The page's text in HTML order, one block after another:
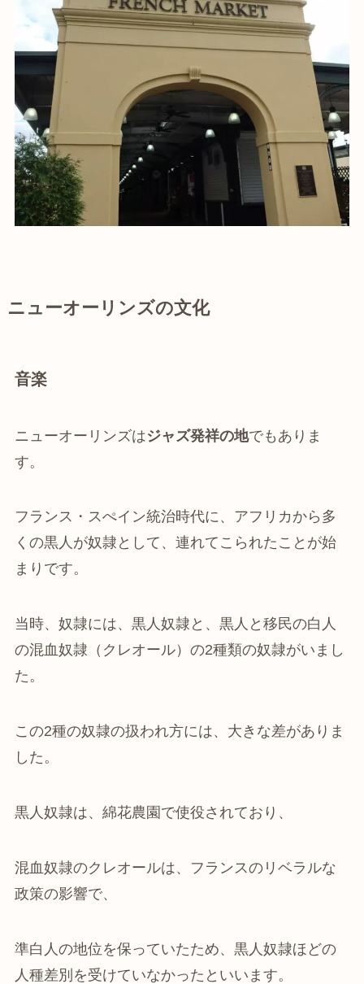
ニューオーリンズの文化
音楽
ニューオーリンズはジャズ発祥の地でもありま
す。
フランス・スぺイン統治時代に、アフリカから多
くの黒人が奴隷として、連れてこられたことが始
まりです。
当時、奴隷には、黒人奴隷と、黒人と移民の白人
の混血奴隷（クレオール）の2種類の奴隷がいまし
た。
この2種の奴隷の扱われ方には、大きな差がありま
した。
黒人奴隷は、綿花農園で使役されており、
混血奴隷のクレオールは、フランスのリベラルな
政策の影響で、
準白人の地位を保っていたため、黒人奴隷ほどの
人種差別を受けていなかったといいます。